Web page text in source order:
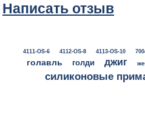
Написать отзыв
4111-OS-6 4112-OS-8 4113-OS-10
голавль голди джиг
силиконовые